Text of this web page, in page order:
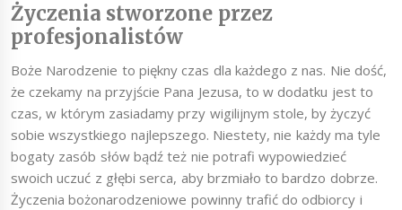
Życzenia stworzone przez
profesjonalistów
Boże Narodzenie to piękny czas dla każdego z nas. Nie dość,
że czekamy na przyjście Pana Jezusa, to w dodatku jest to
czas, w którym zasiadamy przy wigilijnym stole, by życzyć
sobie wszystkiego najlepszego. Niestety, nie każdy ma tyle
bogaty zasób słów bądź też nie potrafi wypowiedzieć
swoich uczuć z głębi serca, aby brzmiało to bardzo dobrze.
Życzenia bożonarodzeniowe powinny trafić do odbiorcy i